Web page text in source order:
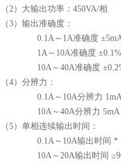
（2）大输出功率：450VA/相
（3）输出准确度：
0.1A～1A准确度
1A～10A准确度 ±0.1%
10A～40A准确度
（4）分辨力：
0.1A～10A分辨力
10A～40A分辨力 5mA
（5）单相连续输出时间：
0.1A～10A输出时间 *
10A～20A输出时间